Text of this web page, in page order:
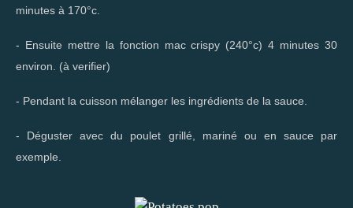
minutes à 170°c.
- Ensuite mettre la fonction mac crispy (240°c) 4 minutes 30
environ. (à verifier)
- Pendant la cuisson mélanger les ingrédients de la sauce.
- Déguster avec du poulet grillé, mariné ou en sauce par
exemple.